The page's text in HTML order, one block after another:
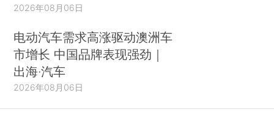
2026年08月06日
电动汽车需求高涨驱动澳洲车
市增长 中国品牌表现强劲｜
出海·汽车
2026年08月06日